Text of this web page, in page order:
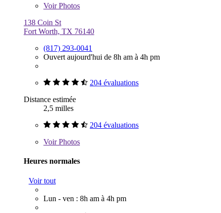
VoirPhotos
138 Coin St
Fort Worth, TX 76140
(817) 293-0041
Ouvert aujourd'hui de 8h am à 4h pm
204 évaluations
Distance estimée
2,5 milles
204 évaluations
VoirPhotos
Heures normales
Voir tout
Lun - ven : 8h am à 4h pm